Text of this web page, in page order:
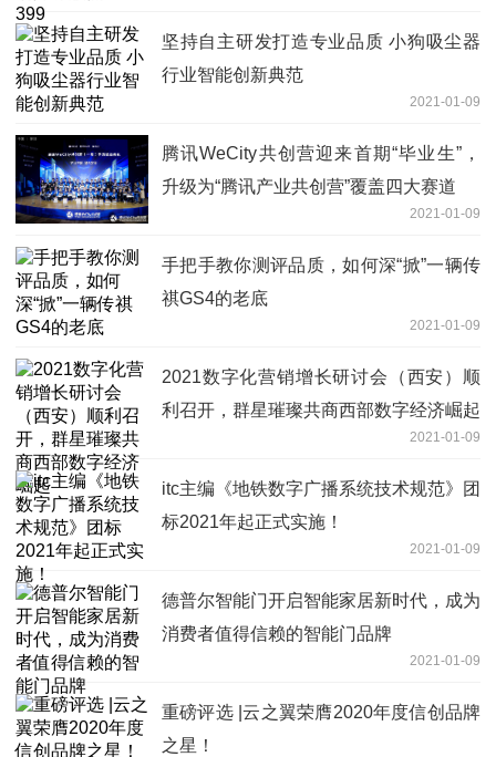
坚持自主研发打造专业品质 小狗吸尘器
行业智能创新典范
2021-01-09
腾讯WeCity共创营迎来首期“毕业生”，
升级为“腾讯产业共创营”覆盖四大赛道
2021-01-09
手把手教你测评品质，如何深“掀”一辆传
祺GS4的老底
2021-01-09
2021数字化营销增长研讨会（西安）顺
利召开，群星璀璨共商西部数字经济崛起
2021-01-09
itc主编《地铁数字广播系统技术规范》团
标2021年起正式实施！
2021-01-09
德普尔智能门开启智能家居新时代，成为
消费者值得信赖的智能门品牌
2021-01-09
重磅评选 |云之翼荣膺2020年度信创品牌
之星！